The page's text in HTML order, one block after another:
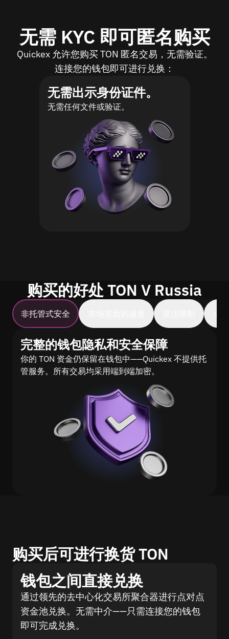
无需 KYC 即可匿名购买
Quickex 允许您购买 TON 匿名交易，无需验证。
连接您的钱包即可进行兑换：
无需出示身份证件。
无需任何文件或验证。
购买的好处 TON V Russia
非托管式安全
完整的钱包隐私和安全保障
你的 TON 资金仍保留在钱包中——Quickex 不提供托
管服务。所有交易均采用端到端加密。
购买后可进行换货 TON
钱包之间直接兑换
通过领先的去中心化交易所聚合器进行点对点
资金池兑换。无需中介——只需连接您的钱包
即可完成兑换。